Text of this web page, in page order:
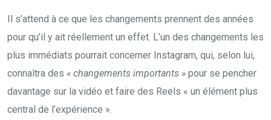
Il s’attend à ce que les changements prennent des années
pour qu’il y ait réellement un effet. L’un des changements les
plus immédiats pourrait concerner Instagram, qui, selon lui,
connaîtra des « changements importants » pour se pencher
davantage sur la vidéo et faire des Reels « un élément plus
central de l’expérience ».